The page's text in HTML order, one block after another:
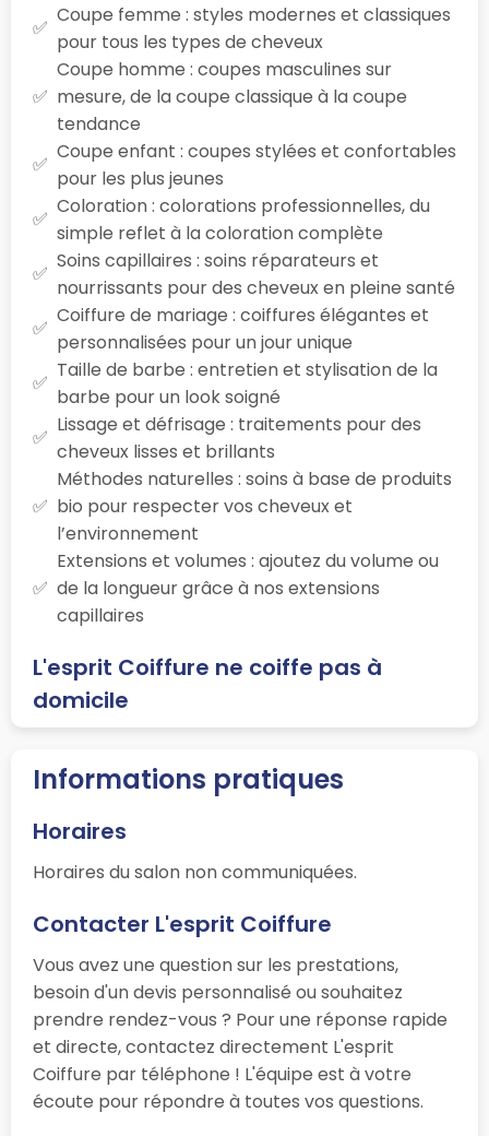
Coupe femme : styles modernes et classiques
pour tous les types de cheveux
Coupe homme : coupes masculines sur
mesure, de la coupe classique à la coupe
tendance
Coupe enfant : coupes stylées et confortables
pour les plus jeunes
Coloration : colorations professionnelles, du
simple reflet à la coloration complète
Soins capillaires : soins réparateurs et
nourrissants pour des cheveux en pleine santé
Coiffure de mariage : coiffures élégantes et
personnalisées pour un jour unique
Taille de barbe : entretien et stylisation de la
barbe pour un look soigné
Lissage et défrisage : traitements pour des
cheveux lisses et brillants
Méthodes naturelles : soins à base de produits
bio pour respecter vos cheveux et
l’environnement
Extensions et volumes : ajoutez du volume ou
de la longueur grâce à nos extensions
capillaires
L'esprit Coiffure ne coiffe pas à
domicile
Informations pratiques
Horaires
Horaires du salon non communiquées.
Contacter L'esprit Coiffure
Vous avez une question sur les prestations,
besoin d'un devis personnalisé ou souhaitez
prendre rendez-vous ? Pour une réponse rapide
et directe, contactez directement L'esprit
Coiffure par téléphone ! L'équipe est à votre
écoute pour répondre à toutes vos questions.